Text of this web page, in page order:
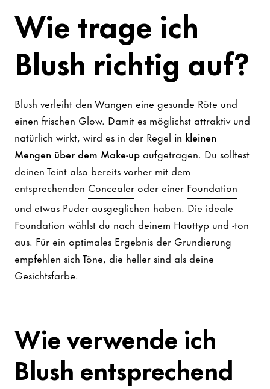
Wie trage ich
Blush richtig auf?
Blush verleiht den Wangen eine gesunde Röte und
einen frischen Glow. Damit es möglichst attraktiv und
natürlich wirkt, wird es in der Regel in kleinen
Mengen über dem Make-up aufgetragen. Du solltest
deinen Teint also bereits vorher mit dem
entsprechenden Concealer oder einer Foundation
und etwas Puder ausgeglichen haben. Die ideale
Foundation wählst du nach deinem Hauttyp und -ton
aus. Für ein optimales Ergebnis der Grundierung
empfehlen sich Töne, die heller sind als deine
Gesichtsfarbe.
Wie verwende ich
Blush entsprechend